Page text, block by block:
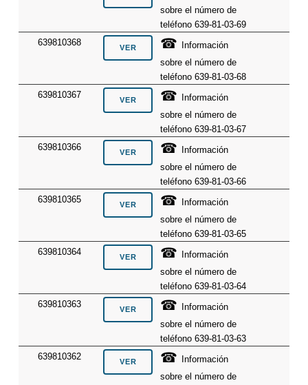
sobre el número de
teléfono 639-81-03-69
639810368
☎
Información
sobre el número de
teléfono 639-81-03-68
639810367
☎
Información
sobre el número de
teléfono 639-81-03-67
639810366
☎
Información
sobre el número de
teléfono 639-81-03-66
639810365
☎
Información
sobre el número de
teléfono 639-81-03-65
639810364
☎
Información
sobre el número de
teléfono 639-81-03-64
639810363
☎
Información
sobre el número de
teléfono 639-81-03-63
639810362
☎
Información
sobre el número de